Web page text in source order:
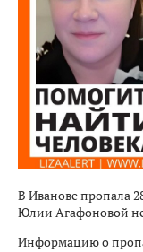
В Иванове пропала
Юлии Агафоновой
Информацию о